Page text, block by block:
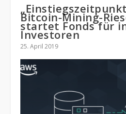
Bitcoin-Mining-
startet Fonds für
Investoren
25. April 2019